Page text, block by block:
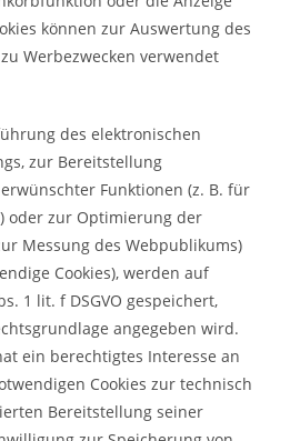
können zur Auswertung des
Werbezwecken verwendet
des elektronischen
zur Bereitstellung
Funktionen (z. B. für
oder zur Optimierung der
Messung des Webpublikums)
Cookies), werden auf
1 lit. f DSGVO gespeichert,
angegeben wird.
ein berechtigtes Interesse an
Cookies zur technisch
Bereitstellung seiner